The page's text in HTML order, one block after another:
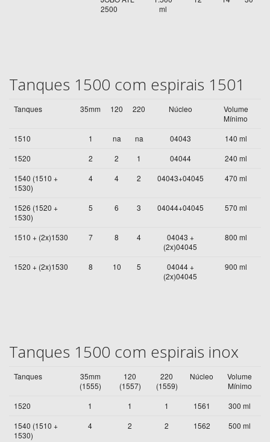
2500
ml
Tanques 1500 com espirais 1501
Tanques 35mm 120 220 Núcleo
Volume
Mínimo
1510
1 na na 04043
140 ml
1520
2 2 1 04044
240 ml
1540 (1510 +
1530)
4 4 2 04043+04045 470 ml
1526 (1520 +
1530)
5 6 3 04044+04045 570 ml
1510 + (2x)1530 7 8 4
04043 +
(2x)04045
800 ml
1520 + (2x)1530 8 10 5
04044 +
(2x)04045
900 ml
Tanques 1500 com espirais inox
Tanques
35mm
(1555)
120
(1557)
220
(1559)
Núcleo
Volume
Mínimo
1520
1 1 1 1561
300 ml
1540 (1510 +
1530)
4 2 2 1562 500 ml